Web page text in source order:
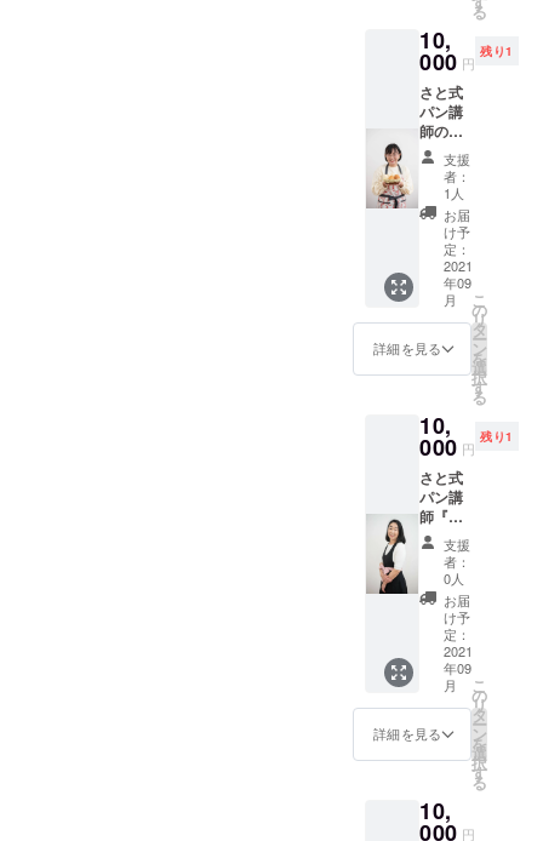
ミン、
ミネラ
ル、食
物酵素
を生か
したま
ま体内
に摂り
入れる
こので
きる、
栄養価
の高い
贅沢な
スイー
ツとな
ります
のナッ
ツ、白
砂糖不
使用、
卵・乳
製品不
使用、
小麦粉
不使
用。 全
てオー
ガニッ
クで
す。 人
やどう
環境に
配慮し
してお
りま
蔵便で
お届け
しま
す。 極
上のふ
わしっ
とり食
感を味
わって
いただ
きた
く、そ
の日の
素材の
状態を
見極め
ながら
寧に焼
き上げ
ており
ます、
無添加
シフォ
ンケー
キを冷
蔵便に
てお送
りしま
す。 極
上のふ
わしっ
とり食
感を堪
能して
地に乳
製品を
る
10,
000 円
残り1
さと式
パン講
師の
『さち
こ先
生』
が、心
を込め
てお作
りする
「優し
くて美
味しく
てホッ
コリす
る、癒
パン」
を冷蔵
便にて
お届け
しま
す！ ※
白パン
は性質
上、お
手元に
届いた
ときに
は表面
にシワ
が寄り
ますの
でご了
nstagra
m.com/
支援
者：
1人
お届
け予
定：
2021
年09
月
詳細を見る
こ
の
リ
タ
ー
ン
を
選
択
す
る
10,
000 円
残り1
さと式
パン講
師『ひ
ろこ先
生』か
ら、オ
リジナ
ルアイ
シング
クッ
キー
セット
をお送
り致し
ます。
ファン
さんい
る可愛
支援
者：
0人
お届
け予
定：
2021
年09
月
詳細を見る
こ
の
リ
タ
ー
ン
を
選
択
す
る
10,
000 円